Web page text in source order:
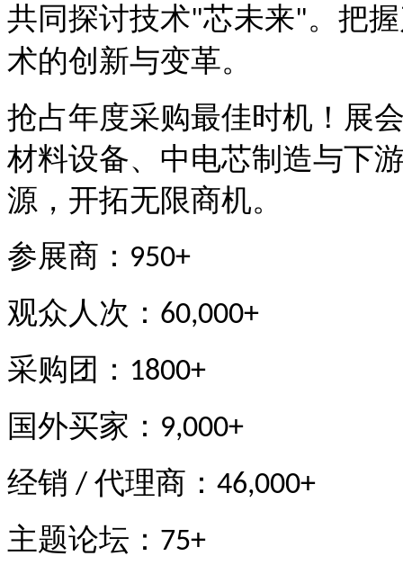
共同探讨技术"芯未来"。把
术的创新与变革。
抢占年度采购最佳时机 ！ 展
材料设备、中电芯制造与下
源，开拓无限商机。
参展商： 950+
观众人次： 60,000+
采购团： 1800+
国外买家： 9,000+
经销 / 代理商： 46,000+
主题论坛： 75+